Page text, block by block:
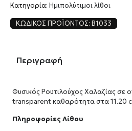
Κατηγορία: Ημιπολύτιμοι λίθοι
ΚΩΔΙΚΌΣ ΠΡΟΪΌΝΤΟΣ: B1033
Περιγραφή
Φυσικός Ρουτιλούχος Χαλαζίας σε
transparent καθαρότητα στα 11.20
Πληροφορίες Λίθου